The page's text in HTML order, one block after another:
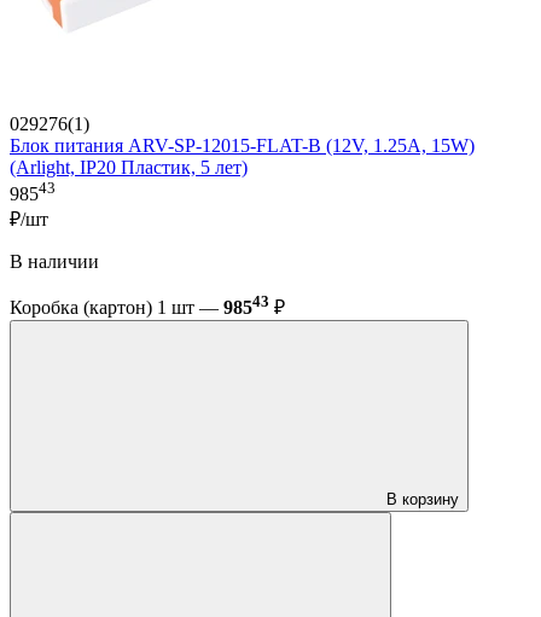
029276(1)
Блок питания ARV-SP-12015-FLAT-B (12V, 1.25A, 15W)
(Arlight, IP20 Пластик, 5 лет)
98543
₽/шт
В наличии
Коробка (картон) 1 шт — 98543 ₽
В корзину